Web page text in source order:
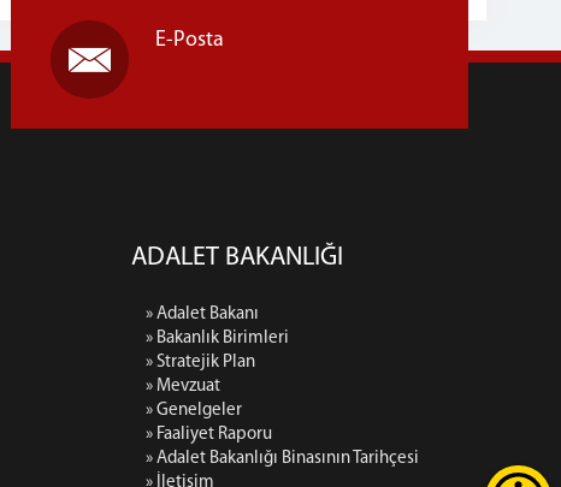
E-Posta
ADALET BAKANLIĞI
» Adalet Bakanı
» Bakanlık Birimleri
» Stratejik Plan
» Mevzuat
» Genelgeler
» Faaliyet Raporu
» Adalet Bakanlığı Binasının Tarihçesi
» İletişim